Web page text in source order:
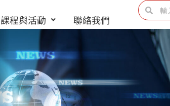
課程與活動 聯絡我們
搜
尋 尋